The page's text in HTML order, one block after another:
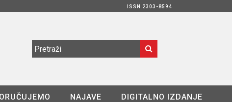
ISSN 2303-8594
NAJAVE DIGITALNO IZDANJE